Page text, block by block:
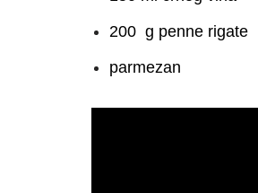
200 g penne rigate
parmezan